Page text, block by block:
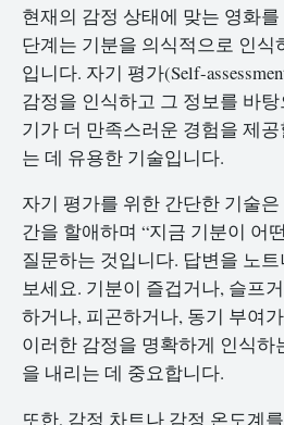
현재의 감정 상태에 맞는 영화
단계는 기분을 의식적으로 인식
입니다. 자기 평가(Self-
감정을 인식하고 그 정보를 바
기가 더 만족스러운 경험을 제
는 데 유용한 기술입니다.
자기 평가를 위한 간단한 기술
간을 할애하며 “지금 기분이 어
질문하는 것입니다. 답변을 노
보세요. 기분이 즐겁거나, 슬프
하거나, 피곤하거나, 동기 부여
이러한 감정을 명확하게 인식하
을 내리는 데 중요합니다.
또한, 감정 차트나 감정 온도계